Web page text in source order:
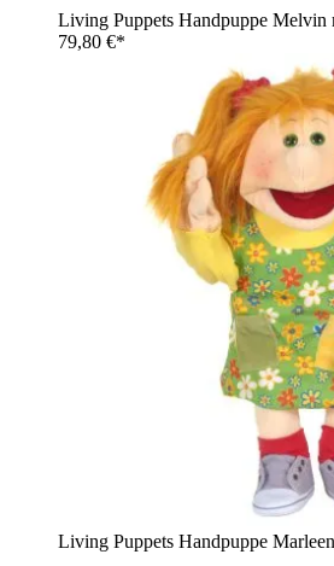
Living Puppets Handpuppe
79,80 €*
Living Puppets Handpuppe Marleen